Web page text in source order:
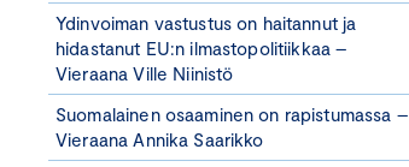
Ydinvoiman vastustus on haitannut ja
hidastanut EU:n ilmastopolitiikkaa –
Vieraana Ville Niinistö
Suomalainen osaaminen on rapistumassa –
Vieraana Annika Saarikko